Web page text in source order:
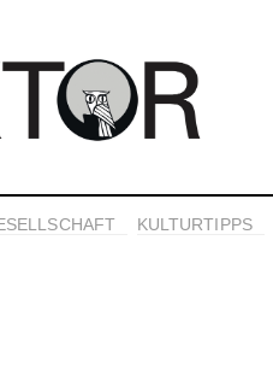
KULTURTIPPS